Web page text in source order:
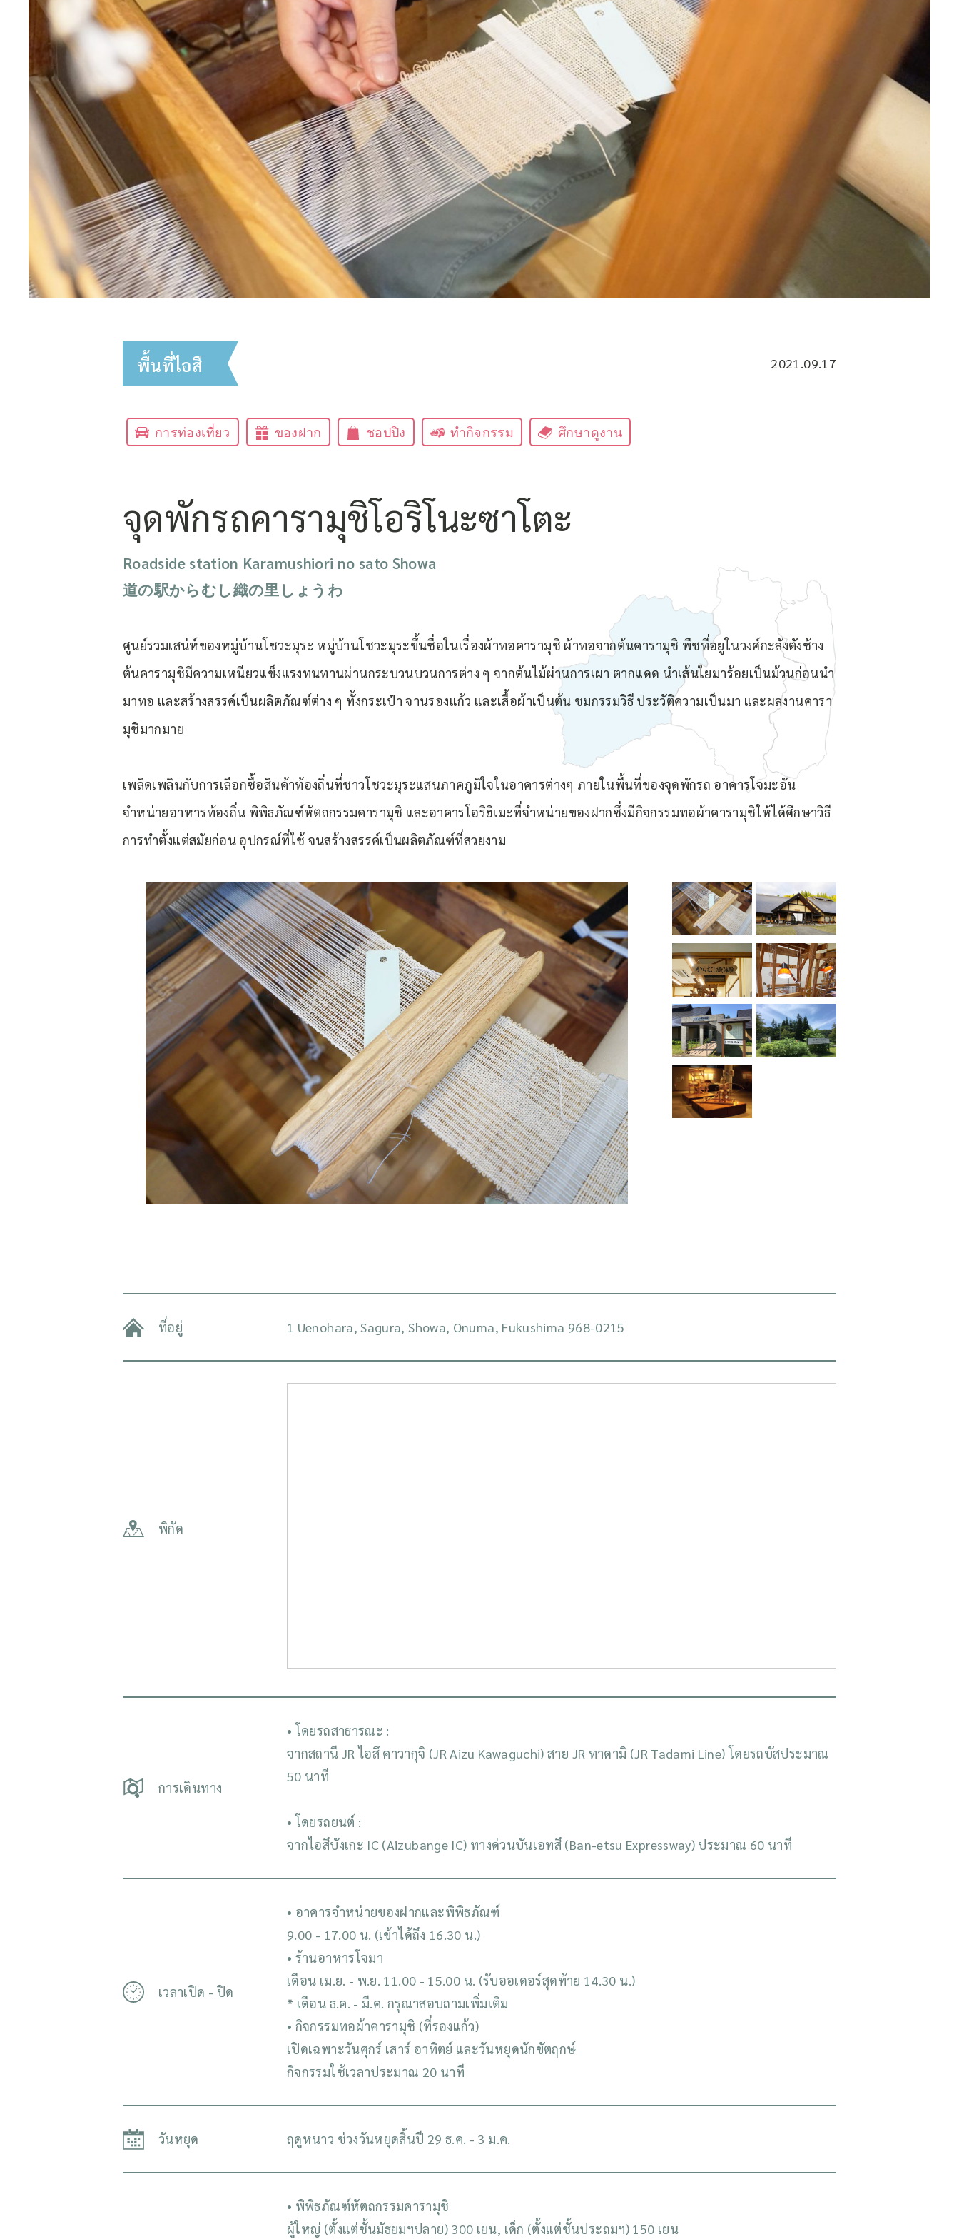
พื้นที่ไอสึ 2021.09.17
การท่องเที่ยว ของฝาก ชอปปิง ทำกิจกรรม ศึกษาดูงาน
จุดพักรถคารามุชิโอริโนะซาโตะ
Roadside station Karamushiori no sato Showa
道の駅からむし織の里しょうわ
ศูนย์รวมเสน่ห์ของหมู่บ้านโชวะมุระ หมู่บ้านโชวะมุระขึ้นชื่อในเรื่องผ้าทอคารามุชิ ผ้าทอจากต้นคารามุชิ พืชที่อยูในวงศ์กะลังตังช้าง
ต้นคารามุชิมีความเหนียวแข็งแรงทนทานผ่านกระบวนบวนการต่าง ๆ จากต้นไม้ผ่านการเผา ตากแดด นำเส้นใยมาร้อยเป็นม้วนก่อนนำ
มาทอ และสร้างสรรค์เป็นผลิตภัณฑ์ต่าง ๆ ทั้งกระเป๋า จานรองแก้ว และเสื้อผ้าเป็นต้น ชมกรรมวิธี ประวัติความเป็นมา และผลงานคารา
มุชิมากมาย
เพลิดเพลินกับการเลือกซื้อสินค้าท้องถิ่นที่ชาวโชวะมุระแสนภาคภูมิใจในอาคารต่างๆ ภายในพื้นที่ของจุดพักรถ อาคารโจมะอัน
จำหน่ายอาหารท้องถิ่น พิพิธภัณฑ์หัตถกรรมคารามุชิ และอาคารโอริฮิเมะที่จำหน่ายของฝากซึ่งมีกิจกรรมทอผ้าคารามุชิให้ได้ศึกษาวิธี
การทำตั้งแต่สมัยก่อน อุปกรณ์ที่ใช้ จนสร้างสรรค์เป็นผลิตภัณฑ์ที่สวยงาม
ที่อยู่ 1 Uenohara, Sagura, Showa, Onuma, Fukushima 968-0215
พิกัด
การเดินทาง
• โดยรถสาธารณะ :
จากสถานี JR ไอสึ คาวากุจิ (JR Aizu Kawaguchi) สาย JR ทาดามิ (JR Tadami Line) โดยรถบัสประมาณ
50 นาที
• โดยรถยนต์ :
จากไอสึบังเกะ IC (Aizubange IC) ทางด่วนบันเอทสึ (Ban-etsu Expressway) ประมาณ 60 นาที
เวลาเปิด - ปิด
• อาคารจำหน่ายของฝากและพิพิธภัณฑ์
9.00 - 17.00 น. (เข้าได้ถึง 16.30 น.)
• ร้านอาหารโจมา
เดือน เม.ย. - พ.ย. 11.00 - 15.00 น. (รับออเดอร์สุดท้าย 14.30 น.)
* เดือน ธ.ค. - มี.ค. กรุณาสอบถามเพิ่มเติม
• กิจกรรมทอผ้าคารามุชิ (ที่รองแก้ว)
เปิดเฉพาะวันศุกร์ เสาร์ อาทิตย์ และวันหยุดนักขัตฤกษ์
กิจกรรมใช้เวลาประมาณ 20 นาที
วันหยุด ฤดูหนาว ช่วงวันหยุดสิ้นปี 29 ธ.ค. - 3 ม.ค.
• พิพิธภัณฑ์หัตถกรรมคารามุชิ
ผู้ใหญ่ (ตั้งแต่ชั้นมัธยมฯปลาย) 300 เยน, เด็ก (ตั้งแต่ชั้นประถมฯ) 150 เยน